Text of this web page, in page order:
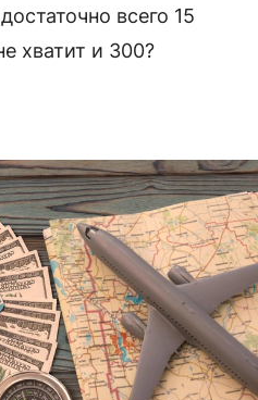
всего 15
хватит и 300?